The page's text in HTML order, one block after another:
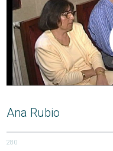
Ana Rubio
280